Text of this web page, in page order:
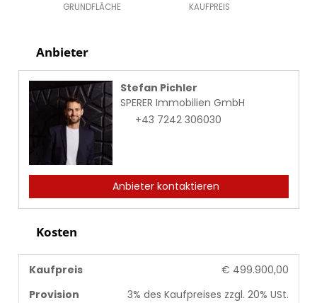
GRUNDFLÄCHE KAUFPREIS
Anbieter
Stefan Pichler
SPERER Immobilien GmbH
+43 7242 306030
Anbieter kontaktieren
Kosten
Kaufpreis
€ 499.900,00
Provision
3% des Kaufpreises zzgl. 20% USt.